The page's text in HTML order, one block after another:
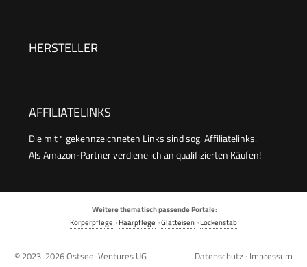
Stylingdüse, Volumendiffusor, BHD510/20
HERSTELLER
AFFILIATELINKS
Die mit * gekennzeichneten Links sind sog. Affiliatelinks.
Als Amazon-Partner verdiene ich an qualifizierten Käufen!
Weitere thematisch passende Portale:
Körperpflege ·Haarpflege ·Glätteisen ·Lockenstab
© 2023-2026Ostsee-Ventures UG Datenschutz · Impressum